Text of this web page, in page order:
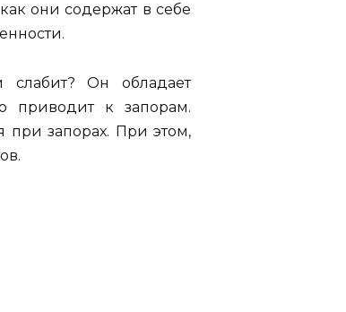
они содержат в себе
слабит? Он обладает
приводит к запорам.
при запорах. При этом,